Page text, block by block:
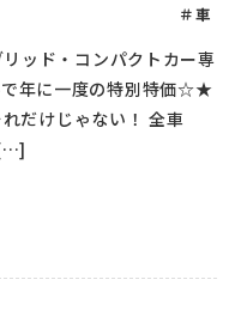
＃車
ッド・コンパクトカー専
年に一度の特別特価☆★